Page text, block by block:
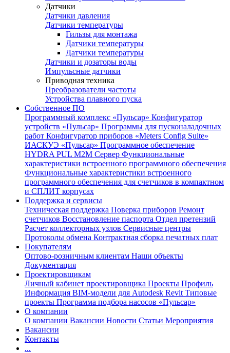
Датчики
Датчики давления
Датчики температуры
Гильзы для монтажа
Датчики температуры
Датчики температуры
Датчики и дозаторы воды
Импульсные датчики
Приводная техника
Преобразователи частоты
Устройства плавного пуска
Собственное ПО
Программный комплекс «Пульсар» Конфигуратор
устройств «Пульсар» Программы для пусконаладочных
работ Конфигуратор приборов «Meters Config Suite»
ИАСКУЭ «Пульсар» Программное обеспечение
HYDRA PUL M2M Сервер Функциональные
характеристики встроенного программного обеспечения
Функциональные характеристики встроенного
программного обеспечения для счетчиков в компактном
и СПЛИТ корпусах
Поддержка и сервисы
Техническая поддержка Поверка приборов Ремонт
счетчиков Восстановление паспорта Отдел претензий
Расчет коллекторных узлов Сервисные центры
Протоколы обмена Контрактная сборка печатных плат
Покупателям
Оптово-розничным клиентам Наши объекты
Документация
Проектировщикам
Личный кабинет проектировщика Проекты Профиль
Информация BIM-модели для Autodesk Revit Типовые
проекты Программа подбора насосов «Пульсар»
О компании
О компании Вакансии Новости Статьи Мероприятия
Вакансии
Контакты
...